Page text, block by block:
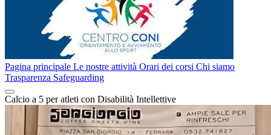
Pagina principale Le nostre attività Orari dei corsi Chi siamo
Trasparenza Safeguarding
Calcio a 5 per atleti con Disabilità Intellettive